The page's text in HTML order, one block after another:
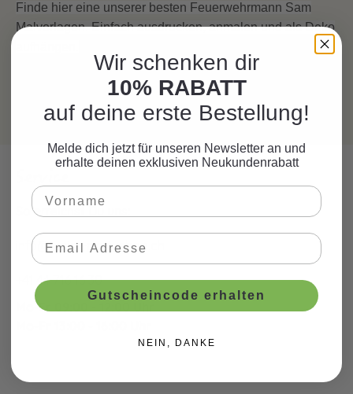
Finde hier eine unserer besten Feuerwehrmann Sam
Malvorlagen. Einfach ausdrucken, anmalen und als Deko
Service
So erreichst Du uns:
info@junior-partyshop.ch
+41 44 716 16 30
Mo-Fr 09:00 - 12:00 Uhr
Wir schenken dir
10% RABATT
auf deine erste Bestellung!
Melde dich jetzt für unseren Newsletter an und
erhalte deinen exklusiven Neukundenrabatt
Gutscheincode erhalten
NEIN, DANKE